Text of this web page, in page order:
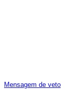
Mensagem de veto